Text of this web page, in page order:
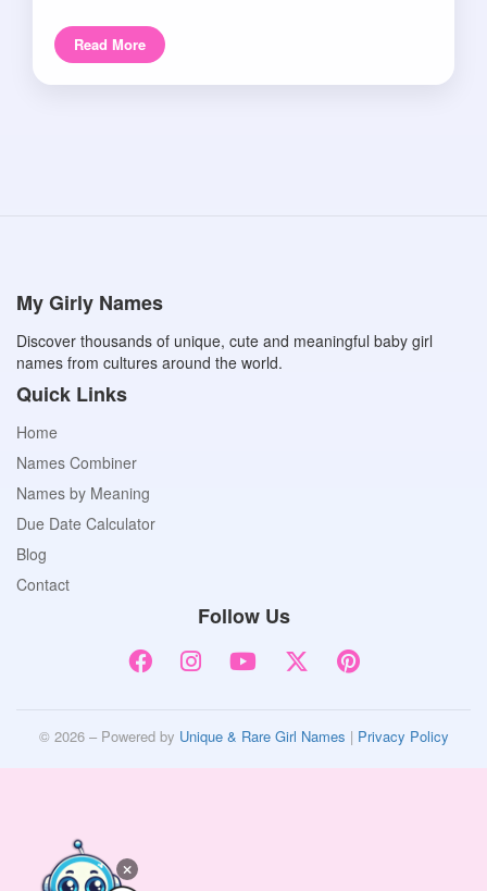
Read More
My Girly Names
Discover thousands of unique, cute and meaningful baby girl
names from cultures around the world.
Quick Links
Home
Names Combiner
Names by Meaning
Due Date Calculator
Blog
Contact
Follow Us
© 2026 – Powered by Unique & Rare Girl Names | Privacy Policy